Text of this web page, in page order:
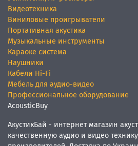
Видеотехника
Виниловые проигрыватели
Портативная акустика
Музыкальные инструменты
Караоке система
Наушники
Кабели Hi-Fi
Мебель для аудио-видео
Профессиональное оборудование
AcousticBuy
АкустикБай - интернет магазин
качественную аудио и видео